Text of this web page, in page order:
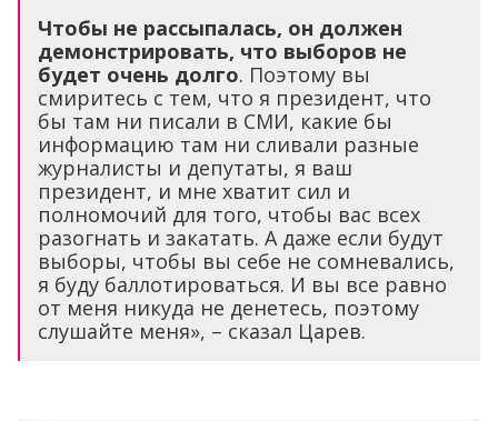
Чтобы не рассыпалась, он должен
демонстрировать, что выборов не
будет очень долго. Поэтому вы
смиритесь с тем, что я президент, что
бы там ни писали в СМИ, какие бы
информацию там ни сливали разные
журналисты и депутаты, я ваш
президент, и мне хватит сил и
полномочий для того, чтобы вас всех
разогнать и закатать. А даже если будут
выборы, чтобы вы себе не сомневались,
я буду баллотироваться. И вы все равно
от меня никуда не денетесь, поэтому
слушайте меня», – сказал Царев.